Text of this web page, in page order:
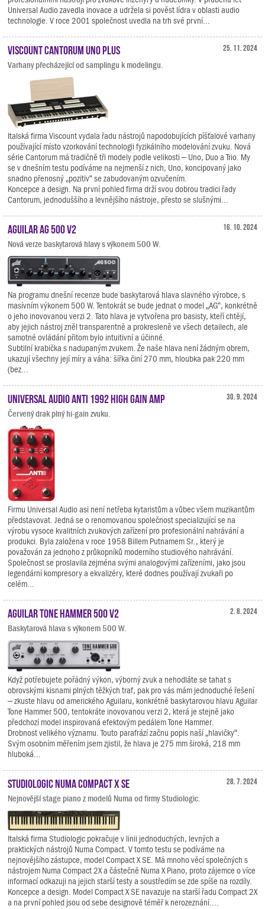
Universal Audio zavedla inovace a udržela si pověst lídra v oblasti audio
technologie. V roce 2001 společnost uvedla na trh své první...
25. 11. 2024
Viscount Cantorum Uno Plus
Varhany přecházející od samplingu k modelingu.
Italská firma Viscount vydala řadu nástrojů napodobujících píšťalové varhany
používající místo vzorkování technologii fyzikálního modelování zvuku. Nová
série Cantorum má tradičně tři modely podle velikosti – Uno, Duo a Trio. My
se v dnešním testu podíváme na nejmenší z nich, Uno, koncipovaný jako
snadno přenosný „pozitiv“ se zabudovaným ozvučením.
Koncepce a design. Na první pohled firma drží svou dobrou tradici řady
Cantorum, jednoduššího a levnějšího nástroje, přesto se slušnými...
16. 10. 2024
Aguilar AG 500 V2
Nová verze baskytarová hlavy s výkonem 500 W.
Na programu dnešní recenze bude baskytarová hlava slavného výrobce, s
masívním výkonem 500 W. Tentokrát se bude jednat o model „AG“, konkrétně
o jeho inovovanou verzi 2. Tato hlava je vytvořena pro basisty, kteří chtějí,
aby jejich nástroj zněl transparentně a prokresleně ve všech detailech, ale
samotné ovládání přitom bylo intuitivní a účinné.
Subtilní krabička s nadupaným zvukem. Že naše hlava není žádným obrem,
ukazují všechny její míry a váha: šířka činí 270 mm, hloubka pak 220 mm
(bez...
30. 9. 2024
Universal Audio ANTI 1992 High Gain Amp
Červený drak plný hi-gain zvuku.
Firmu Universal Audio asi není netřeba kytaristům a vůbec všem muzikantům
představovat. Jedná se o renomovanou společnost specializující se na
výrobu vysoce kvalitních zvukových zařízení pro profesionální nahrávání a
produkci. Byla založena v roce 1958 Billem Putnamem Sr., který je
považován za jednoho z průkopníků moderního studiového nahrávání.
Společnost se proslavila zejména svými analogovými zařízeními, jako jsou
legendární kompresory a ekvalizéry, které dodnes používají zvukaři po
celém...
2. 8. 2024
Aguilar Tone Hammer 500 V2
Baskytarová hlava s výkonem 500 W.
Když potřebujete pořádný výkon, výborný zvuk a nehodláte se tahat s
obrovskými kisnami plných těžkých traf, pak pro vás mám jednoduché řešení
– zkuste hlavu od amerického Aguilaru, konkrétně baskytarovou hlavu Aguilar
Tone Hammer 500, tentokráte inovovanou verzi 2, která je stejně jako
předchozí model inspirovaná efektovým pedálem Tone Hammer.
Drobnost velikého významu. Touto parafrází začnu popis naší „hlavičky“.
Svým osobním měřením jsem zjistil, že hlava je 275 mm široká, 218 mm
hluboká...
28. 7. 2024
Studiologic Numa Compact X SE
Nejnovější stage piano z modelů Numa od firmy Studiologic.
Italská firma Studiologic pokračuje v linii jednoduchých, levných a
praktických nástrojů Numa Compact. V tomto testu se podíváme na
nejnovějšího zástupce, model Compact X SE. Má mnoho věcí společných s
nástrojem Numa Compact 2X a částečně Numa X Piano, proto zájemce o více
informací odkazuji na jejich starší testy a soustředím se zde spíše na rozdíly.
Koncepce a design. Model Compact X SE navazuje na starší řadu Compact 2X
a na první pohled jsou od sebe designově téměř k nerozeznání....